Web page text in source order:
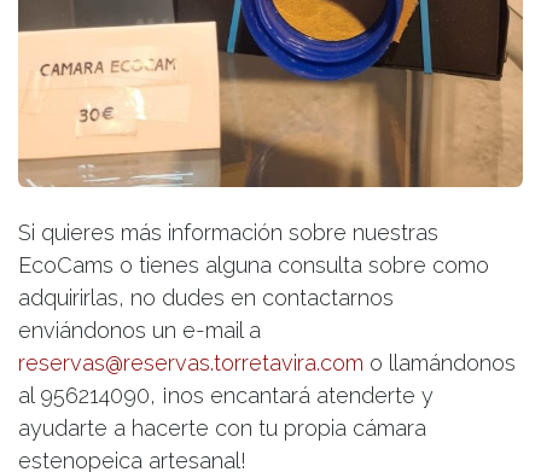
Si quieres más información sobre nuestras
EcoCams o tienes alguna consulta sobre como
adquirirlas, no dudes en contactarnos
enviándonos un e-mail a
reservas@reservas.torretavira.com o llamándonos
al 956214090, ¡nos encantará atenderte y
ayudarte a hacerte con tu propia cámara
estenopeica artesanal!